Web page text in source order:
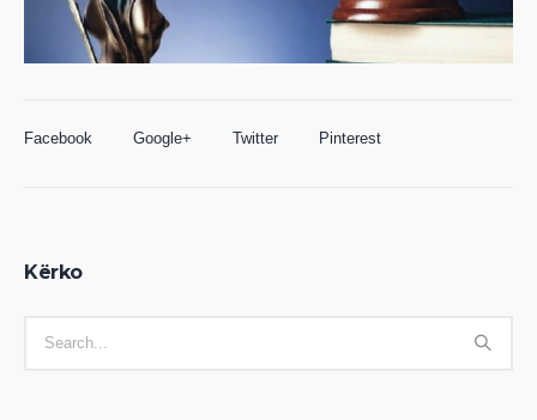
Facebook Google+ Twitter Pinterest
Kërko